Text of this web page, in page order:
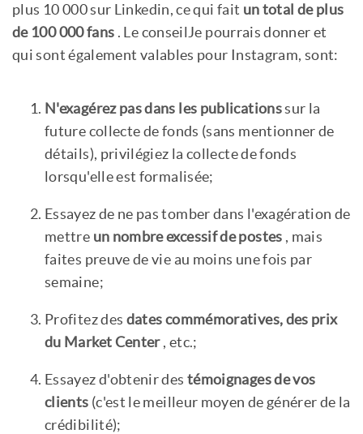
plus 10 000 sur Linkedin, ce qui fait un total de plus
de 100 000 fans . Le conseilJe pourrais donner et
qui sont également valables pour Instagram, sont:
N'exagérez pas dans les publicationssur la
future collecte de fonds (sans mentionner de
détails), privilégiez la collecte de fonds
lorsqu'elle est formalisée;
Essayez de ne pas tomber dans l'exagération de
mettre un nombre excessif de postes , mais
faites preuve de vie au moins une fois par
semaine;
Profitez des dates commémoratives, des prix
du Market Center, etc.;
Essayez d'obtenir des témoignages de vos
clients (c'est le meilleur moyen de générer de la
crédibilité);